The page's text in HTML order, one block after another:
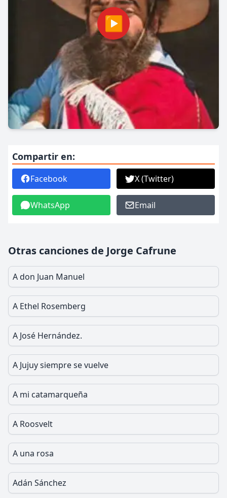
▶
Compartir en:
Facebook X (Twitter)
WhatsApp Email
Otras canciones de Jorge Cafrune
A don Juan Manuel
A Ethel Rosemberg
A José Hernández.
A Jujuy siempre se vuelve
A mi catamarqueña
A Roosvelt
A una rosa
Adán Sánchez